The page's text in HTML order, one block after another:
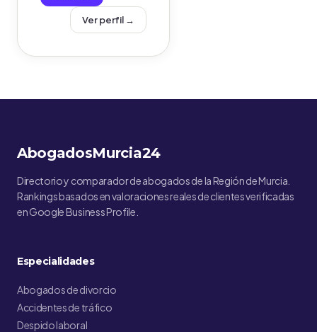
Ver perfil →
AbogadosMurcia24
Directorio y comparador de abogados de la Región de Murcia.
Rankings basados en valoraciones reales de clientes verificadas
en Google Business Profile.
Especialidades
Abogados de divorcio
Accidentes de tráfico
Despido laboral